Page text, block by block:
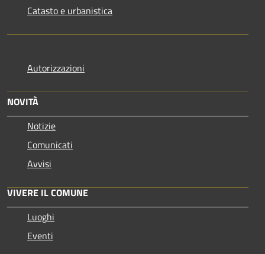
Catasto e urbanistica
Autorizzazioni
NOVITÀ
Notizie
Comunicati
Avvisi
VIVERE IL COMUNE
Luoghi
Eventi